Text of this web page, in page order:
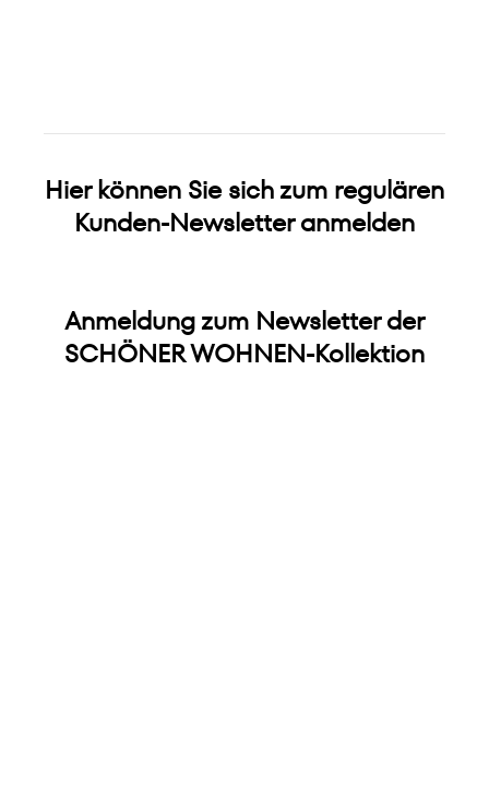
Hier können Sie sich zum regulären
Kunden-Newsletter anmelden
Anmeldung zum Newsletter der
SCHÖNER WOHNEN-Kollektion